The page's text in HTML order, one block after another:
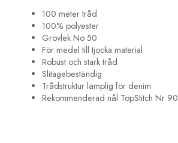
100 meter tråd
100% polyester
Grovlek No 50
För medel till tjocka material
Robust och stark tråd
Slitagebeständig
Trådstruktur lämplig för denim
Rekommenderad nål TopStitch Nr 90